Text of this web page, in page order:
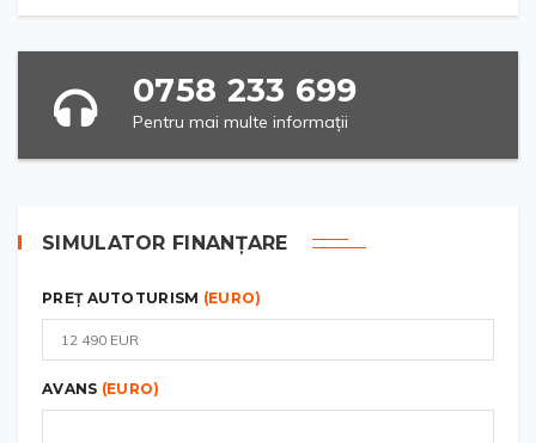
0758 233 699
Pentru mai multe informații
SIMULATOR FINANȚARE
PREȚ AUTOTURISM (EURO)
AVANS (EURO)